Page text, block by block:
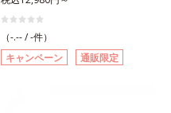
こと*2 敏感肌対象連用テスト済
（すべての方のお肌に合うというこ
とではありません）*3 乾燥して敏
感に感じやすい状態のこと*4 発酵
結果主義。年齢サイン(*5)の因子に
着目した肌科学エイジングケア(*3)
シリーズ。オルビスユー ドットシ
リーズは、年齢による肌悩み一つ一
（-.-- / -件）
キャンペーン
通販限定